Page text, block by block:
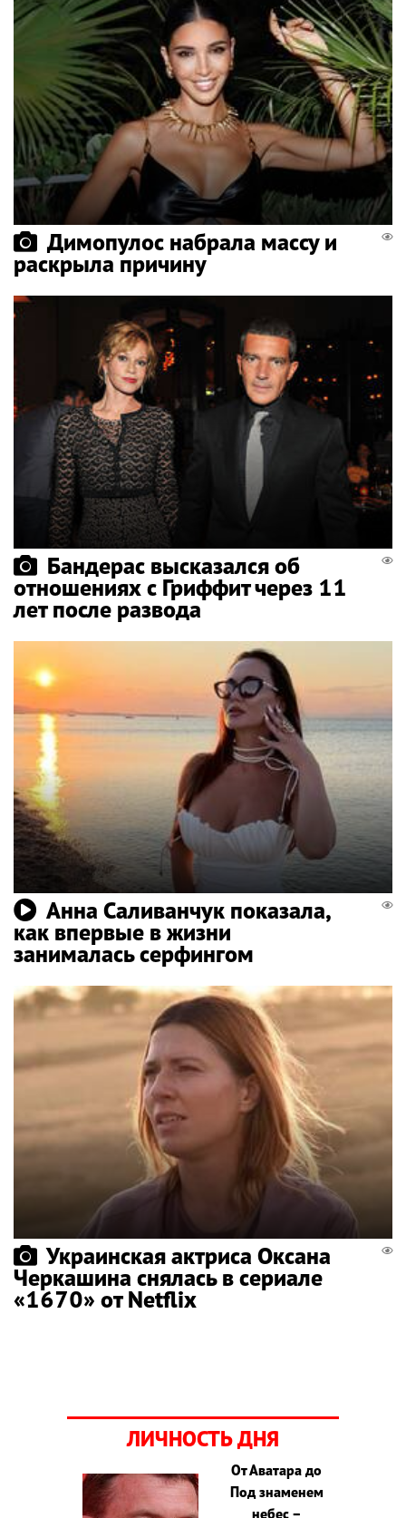
Димопулос набрала массу и
раскрыла причину
Бандерас высказался об
отношениях с Гриффит через 11
лет после развода
Анна Саливанчук показала,
как впервые в жизни
занималась серфингом
Украинская актриса Оксана
Черкашина снялась в сериале
«1670» от Netflix
ЛИЧНОСТЬ ДНЯ
От Аватара до
Под знаменем
небес –